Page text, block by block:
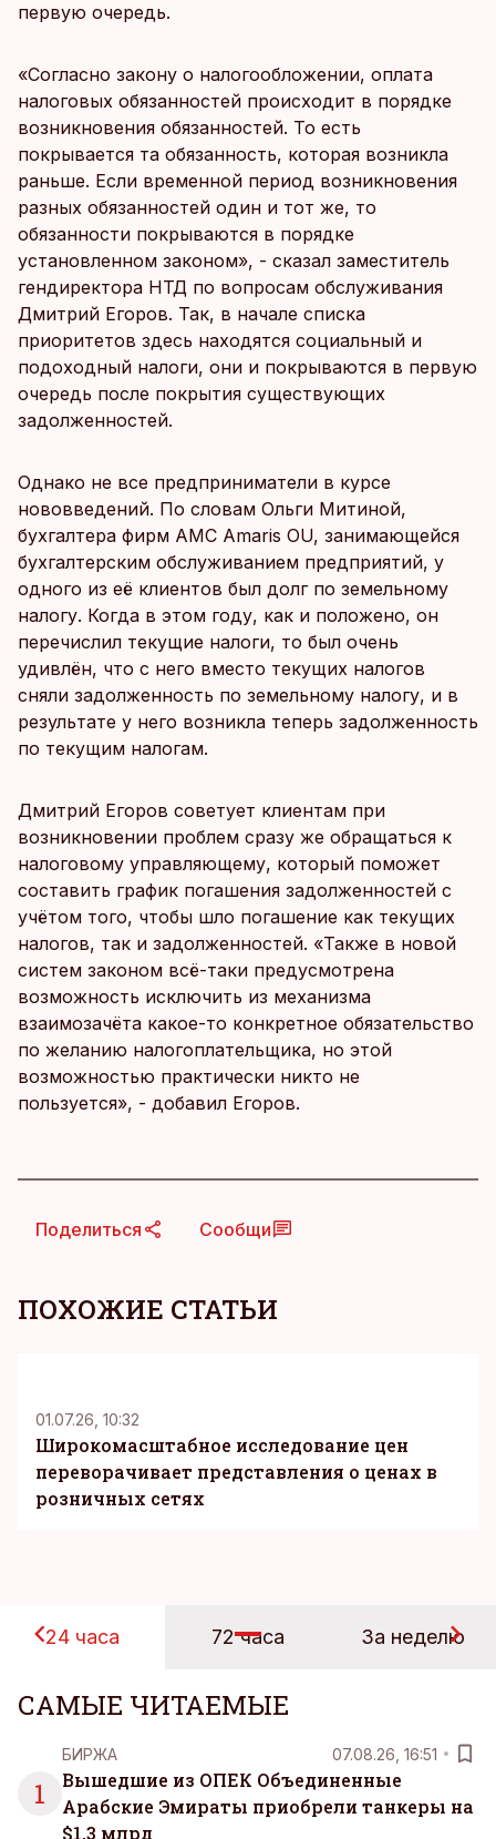
первую очередь.
«Согласно закону о налогообложении, оплата
налоговых обязанностей происходит в порядке
возникновения обязанностей. То есть
покрывается та обязанность, которая возникла
раньше. Если временной период возникновения
разных обязанностей один и тот же, то
обязанности покрываются в порядке
установленном законом», - сказал заместитель
гендиректора НТД по вопросам обслуживания
Дмитрий Егоров. Так, в начале списка
приоритетов здесь находятся социальный и
подоходный налоги, они и покрываются в первую
очередь после покрытия существующих
задолженностей.
Однако не все предприниматели в курсе
нововведений. По словам Ольги Митиной,
бухгалтера фирм AMC Amaris OU, занимающейся
бухгалтерским обслуживанием предприятий, у
одного из её клиентов был долг по земельному
налогу. Когда в этом году, как и положено, он
перечислил текущие налоги, то был очень
удивлён, что с него вместо текущих налогов
сняли задолженность по земельному налогу, и в
результате у него возникла теперь задолженность
по текущим налогам.
Дмитрий Егоров советует клиентам при
возникновении проблем сразу же обращаться к
налоговому управляющему, который поможет
составить график погашения задолженностей с
учётом того, чтобы шло погашение как текущих
налогов, так и задолженностей. «Также в новой
систем законом всё-таки предусмотрена
возможность исключить из механизма
взаимозачёта какое-то конкретное обязательство
по желанию налогоплательщика, но этой
возможностью практически никто не
пользуется», - добавил Егоров.
Поделиться Сообщи
ПОХОЖИЕ СТАТЬИ
01.07.26, 10:32
Широкомасштабное исследование цен
переворачивает представления о ценах в
розничных сетях
24 часа 72 часа За неделю
САМЫЕ ЧИТАЕМЫЕ
1
БИРЖА 07.08.26, 16:51
Вышедшие из ОПЕК Объединенные
Арабские Эмираты приобрели танкеры на
$1,3 млрд